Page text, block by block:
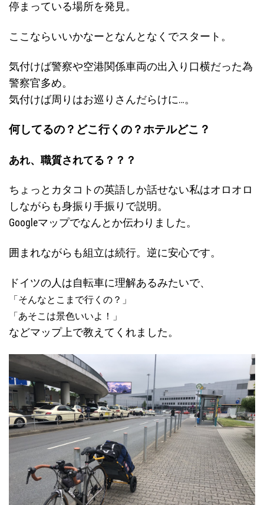
停まっている場所を発見。
ここならいいかなーとなんとなくでスタート。
気付けば警察や空港関係車両の出入り口横だった為
警察官多め。
気付けば周りはお巡りさんだらけに…。
何してるの？どこ行くの？ホテルどこ？
あれ、職質されてる？？？
ちょっとカタコトの英語しか話せない私はオロオロ
しながらも身振り手振りで説明。
Googleマップでなんとか伝わりました。
囲まれながらも組立は続行。逆に安心です。
ドイツの人は自転車に理解あるみたいで、
「そんなとこまで行くの？」
「あそこは景色いいよ！」
などマップ上で教えてくれました。